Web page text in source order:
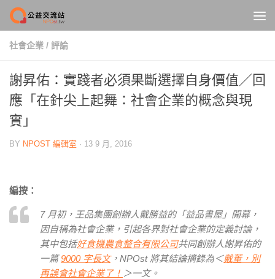
Skip to content
社會企業 / 評論
謝昇佑：實踐者必須果斷選擇自身價值／回
應「在針尖上起舞：社會企業的概念與現
實」
BY NPOST 編輯室 · 13 9 月, 2016
編按：
7 月初，王品集團創辦人戴勝益的「益品書屋」開幕，
因自稱為社會企業，引起各界對社會企業的定義討論，
其中包括好食機農食整合有限公司共同創辦人謝昇佑的
一篇9000 字長文，NPOst 將其結論摘錄為＜戴董，別
再誤會社會企業了！ ＞一文。